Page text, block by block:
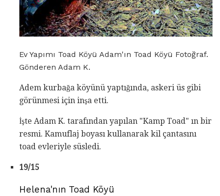
Ev Yapımı Toad Köyü Adam'ın Toad Köyü Fotoğraf.
Gönderen Adam K.
Adem kurbağa köyünü yaptığında, askeri üs gibi
görünmesi için inşa etti.
İşte Adam K. tarafından yapılan "Kamp Toad" ın bir
resmi. Kamuflaj boyası kullanarak kil çantasını
toad evleriyle süsledi.
19/15
Helena'nın Toad Köyü